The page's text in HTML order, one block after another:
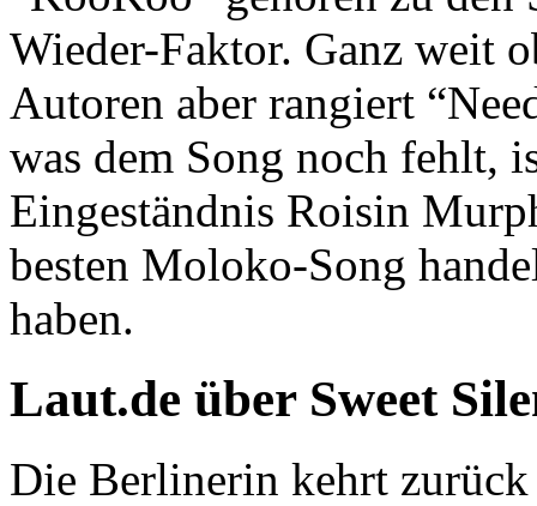
Wieder-Faktor. Ganz weit
Autoren aber rangiert
was dem Song noch fehlt,
Eingeständnis Roisin
besten Moloko-Song
haben.
Laut.de über Sweet
Die Berlinerin kehrt